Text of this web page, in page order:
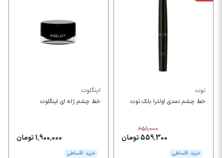
نوت
خط چشم نمدی اولترا بلک نوت
658,000
559,300 تومان
خرید اقساطی
اینگلوت
خط چشم ژله ای اینگلوت
1,900,000 تومان
خرید اقساطی